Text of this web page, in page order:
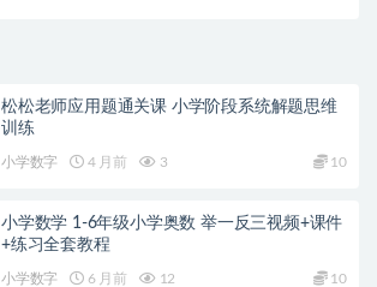
松松老师应用题通关课 小学阶段系统解题思维
训练
小学数字 4 月前 3 10
小学数学 1-6年级小学奥数 举一反三视频+课件
+练习全套教程
小学数字 6 月前 12 10